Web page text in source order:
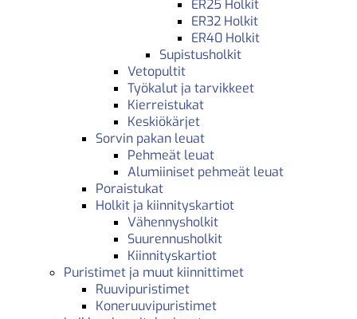
ER25 Holkit
ER32 Holkit
ER40 Holkit
Supistusholkit
Vetopultit
Työkalut ja tarvikkeet
Kierreistukat
Keskiökärjet
Sorvin pakan leuat
Pehmeät leuat
Alumiiniset pehmeät leuat
Poraistukat
Holkit ja kiinnityskartiot
Vähennysholkit
Suurennusholkit
Kiinnityskartiot
Puristimet ja muut kiinnittimet
Ruuvipuristimet
Koneruuvipuristimet